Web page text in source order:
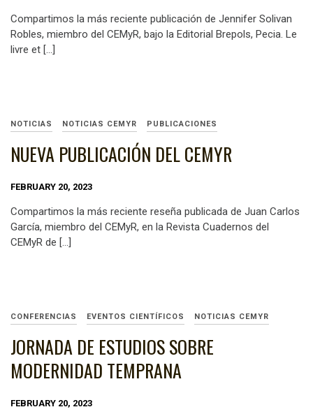
Compartimos la más reciente publicación de Jennifer Solivan
Robles, miembro del CEMyR, bajo la Editorial Brepols, Pecia. Le
livre et […]
NOTICIAS NOTICIAS CEMYR PUBLICACIONES
NUEVA PUBLICACIÓN DEL CEMYR
FEBRUARY 20, 2023
Compartimos la más reciente reseña publicada de Juan Carlos
García, miembro del CEMyR, en la Revista Cuadernos del
CEMyR de […]
CONFERENCIAS EVENTOS CIENTÍFICOS NOTICIAS CEMYR
JORNADA DE ESTUDIOS SOBRE
MODERNIDAD TEMPRANA
FEBRUARY 20, 2023